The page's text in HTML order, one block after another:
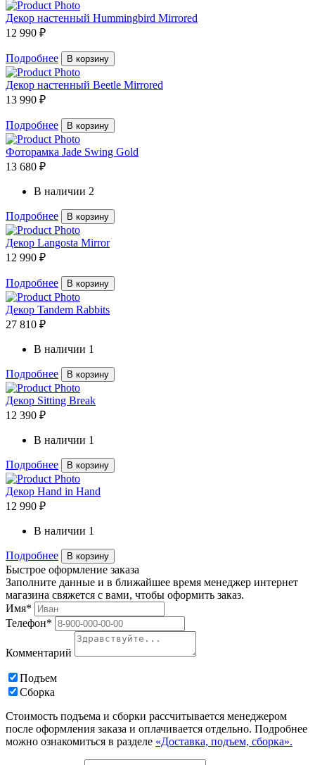
Декор настенный Hummingbird Mirrored
12 990 ₽
Подробнее В корзину
Декор настенный Beetle Mirrored
13 990 ₽
Подробнее В корзину
Фоторамка Jade Swing Gold
13 680 ₽
В наличии 2
Подробнее В корзину
Декор Langosta Mirror
12 990 ₽
Подробнее В корзину
Декор Tandem Rabbits
27 810 ₽
В наличии 1
Подробнее В корзину
Декор Sitting Break
12 390 ₽
В наличии 1
Подробнее В корзину
Декор Hand in Hand
12 990 ₽
В наличии 1
Подробнее В корзину
Быстрое оформление заказа
Заполните данные и в ближайшее время менеджер интернет
магазина свяжется с вами, чтобы оформить заказ.
Имя*
Телефон*
Комментарий
Подъем
Сборка
Стоимость подъема и сборки рассчитывается менеджером
после оформления заказа и оплачивается отдельно. Подробнее
можно ознакомиться в разделе «Доставка, подъем, сборка».